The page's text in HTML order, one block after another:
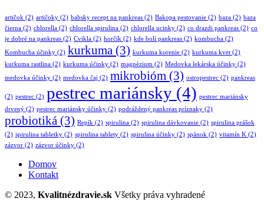
artičok (2) artičoky (2) babsky recept na pankreas (2) Bakopa pestovanie (2) baza (2) baza
čierna (2) chlorella (2) chlorella spirulina (2) chlorella ucinky (2) co drazdi pankreas (2) co
je dobré na pankreas (2) Cvikla (2) horčík (2) kde bolí pankreas (2) kombucha (2)
Kombucha účinky (2) kurkuma (3) kurkuma korenie (2) kurkuma kvet (2)
kurkuma rastlina (2) kurkuma účinky (2) magnézium (2) Medovka lekárska účinky (2)
medovka účinky (2) medovka čaj (2) mikrobióm (3) ostropestrec (2) pankreas
(2) pestrec (2) pestrec mariánsky (4) pestrec mariánsky
drvený (2) pestrec mariánsky účinky (2) podráždený pankreas príznaky (2)
probiotiká (3) Repík (2) spirulina (2) spirulina dávkovanie (2) spirulina prášok
(2) spirulina tabletky (2) spirulina tablety (2) spirulina účinky (2) spánok (2) vitamín K (2)
zázvor (2) zázvor účinky (2)
Domov
Kontakt
© 2023, Kvalitnézdravie.sk Všetky práva vyhradené